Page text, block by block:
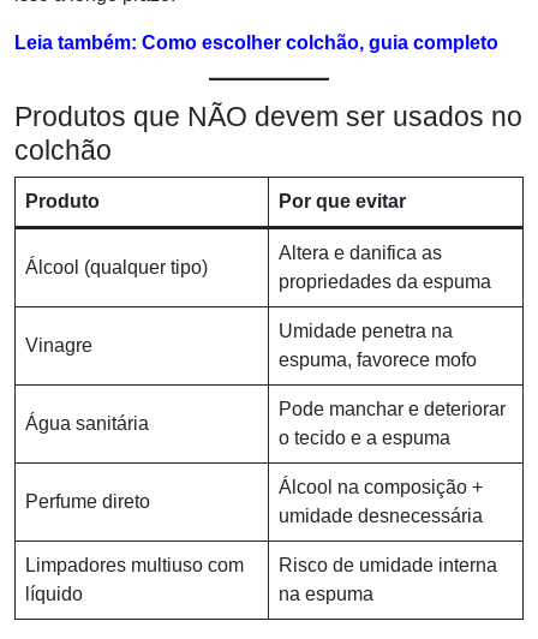
Leia também: Como escolher colchão, guia completo
Produtos que NÃO devem ser usados no
colchão
Produto Por que evitar
Álcool (qualquer tipo)
Altera e danifica as
propriedades da espuma
Vinagre
Umidade penetra na
espuma, favorece mofo
Água sanitária
Pode manchar e deteriorar
o tecido e a espuma
Perfume direto
Álcool na composição +
umidade desnecessária
Limpadores multiuso com
líquido
Risco de umidade interna
na espuma